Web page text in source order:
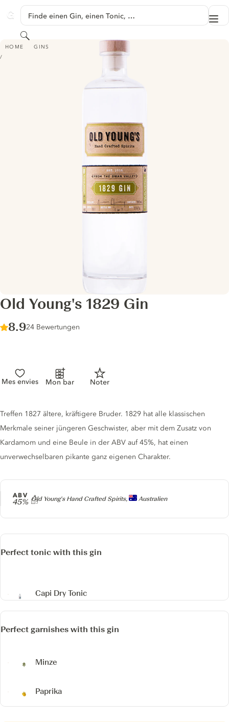
GINVENTORY
Finde einen Gin, einen Tonic, …
Suchen
HOME GINS
OLD YOUNG'S 1829 GIN
Old Young's 1829 Gin
Score :
8.9/ 10
24 Bewertungen
Mes envies Mon bar Noter
Producer
Old Young's Hand Crafted Spirits, Australien
ABV
45%
Gin description
Treffen 1827 ältere, kräftigere Bruder. 1829 hat alle klassischen
Merkmale seiner jüngeren Geschwister, aber mit dem Zusatz von
Kardamom und eine Beule in der ABV auf 45%, hat einen
unverwechselbaren pikante ganz eigenen Charakter.
Perfect tonic with this gin
Capi Dry Tonic
Perfect garnishes with this gin
Minze
Paprika